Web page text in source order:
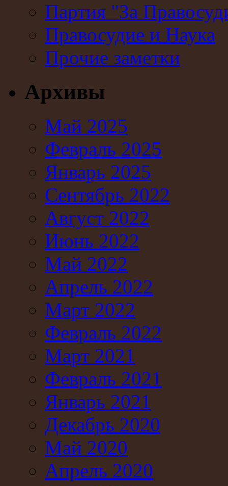
Партия "За
Правосудие и Наука
Прочие заметки
Архивы
Май 2025
Февраль 2025
Январь 2025
Сентябрь 2022
Август 2022
Июнь 2022
Май 2022
Апрель 2022
Март 2022
Февраль 2022
Март 2021
Февраль 2021
Январь 2021
Декабрь 2020
Май 2020
Апрель 2020